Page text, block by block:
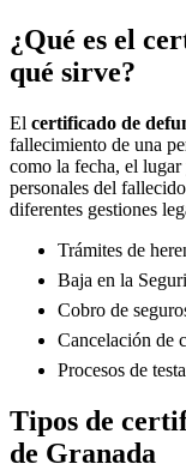
¿Qué es el
qué sirve?
El certificado de
fallecimiento de una
como la fecha, el lugar
personales del
diferentes gestiones
Trámites de
Baja en la
Cobro de
Cancelación de
Procesos de
Tipos de
de Granada